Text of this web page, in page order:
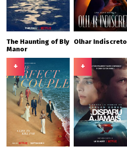
The Haunting of Bly
Manor
Olhar Indiscreto
+ +